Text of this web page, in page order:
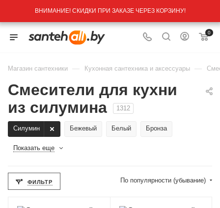
ВНИМАНИЕ! СКИДКИ ПРИ ЗАКАЗЕ ЧЕРЕЗ КОРЗИНУ!
0
Магазин сантехники — Кухонная сантехника и аксессуары —
Смесители для кухни
из силумина
1312
Бежевый Белый Бронза
Силумин
Показать еще
ФИЛЬТР По популярности (убывание)